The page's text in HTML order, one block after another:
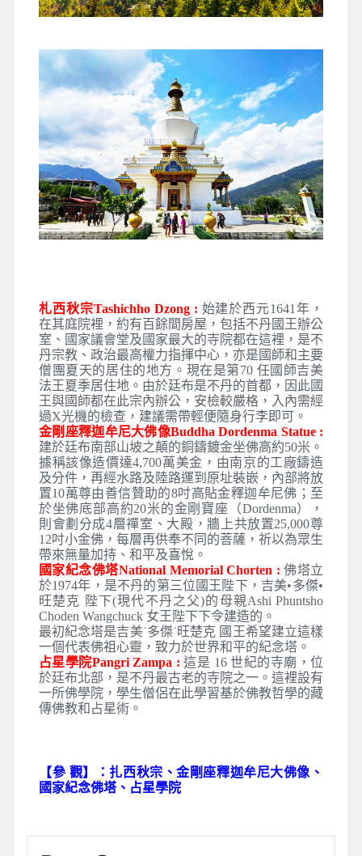
札西秋宗Tashichho Dzong : 始建於西元1641年，
在其庭院裡，約有百餘間房屋，包括不丹國王辦公
室、國家議會堂及國家最大的寺院都在這裡，是不
丹宗教、政治最高權力指揮中心，亦是國師和主要
僧團夏天的居住的地方。現在是第70 任國師吉美
法王夏季居住地。由於廷布是不丹的首都，因此國
王與國師都在此宗內辦公，安檢較嚴格，入內需經
過X光機的檢查，建議需帶輕便隨身行李即可。
金剛座釋迦牟尼大佛像Buddha Dordenma Statue :
建於廷布南部山坡之顛的銅鑄鍍金坐佛高約50米。
據稱該像造價達4,700萬美金，由南京的工廠鑄造
及分件，再經水路及陸路運到原址裝嵌，內部將放
置10萬尊由善信贊助的8吋高貼金釋迦牟尼佛；至
於坐佛底部高約20米的金剛寶座（Dordenma），
則會劃分成4層禪室、大殿，牆上共放置25,000尊
12吋小金佛，每層再供奉不同的菩薩，祈以為眾生
帶來無量加持、和平及喜悅。
國家紀念佛塔National Memorial Chorten :佛塔立
於1974年，是不丹的第三位國王陛下，吉美•多傑•
旺楚克 陛下(現代不丹之父)的母親Ashi Phuntsho
Choden Wangchuck 女王陛下下令建造的。
最初紀念塔是吉美˙多傑˙旺楚克 國王希望建立這樣
一個代表佛祖心靈，致力於世界和平的紀念塔。
占星學院Pangri Zampa :這是 16 世紀的寺廟，位
於廷布北部，是不丹最古老的寺院之一。這裡設有
一所佛學院，學生僧侶在此學習基於佛教哲學的藏
傳佛教和占星術。
【參 觀】：扎西秋宗、金剛座釋迦牟尼大佛像、
國家紀念佛塔、占星學院